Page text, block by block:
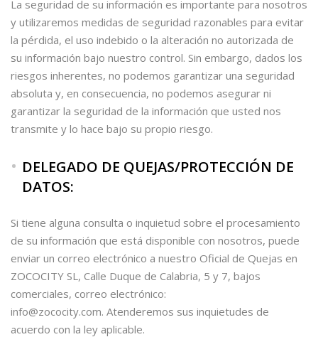
La seguridad de su información es importante para nosotros
y utilizaremos medidas de seguridad razonables para evitar
la pérdida, el uso indebido o la alteración no autorizada de
su información bajo nuestro control. Sin embargo, dados los
riesgos inherentes, no podemos garantizar una seguridad
absoluta y, en consecuencia, no podemos asegurar ni
garantizar la seguridad de la información que usted nos
transmite y lo hace bajo su propio riesgo.
DELEGADO DE QUEJAS/PROTECCIÓN DE
DATOS:
Si tiene alguna consulta o inquietud sobre el procesamiento
de su información que está disponible con nosotros, puede
enviar un correo electrónico a nuestro Oficial de Quejas en
ZOCOCITY SL, Calle Duque de Calabria, 5 y 7, bajos
comerciales, correo electrónico:
info@zococity.com. Atenderemos sus inquietudes de
acuerdo con la ley aplicable.